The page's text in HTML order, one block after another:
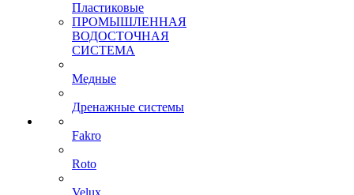
Пластиковые
ПРОМЫШЛЕННАЯ
ВОДОСТОЧНАЯ
СИСТЕМА
Медные
Дренажные системы
Fakro
Roto
Velux